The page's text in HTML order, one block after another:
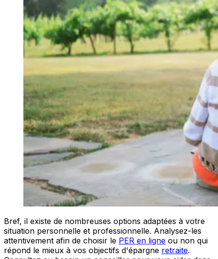
Bref, il existe de nombreuses options adaptées à votre
situation personnelle et professionnelle. Analysez-les
attentivement afin de choisir le PER en ligne ou non qui
répond le mieux à vos objectifs d'épargne retraite.